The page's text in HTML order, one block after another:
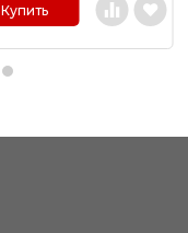
Купить